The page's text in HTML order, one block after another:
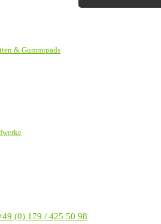
& Gummipads
(0) 179 / 425 50 98